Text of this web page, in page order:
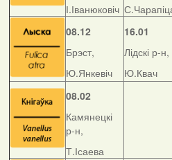
І.Іванюковіч
08.12
Брэст,
Ю.Янкевіч
16.01
Лідскі р-н,
Ю.Квач
08.02
Камянецкі
р-н,
Т.Ісаева